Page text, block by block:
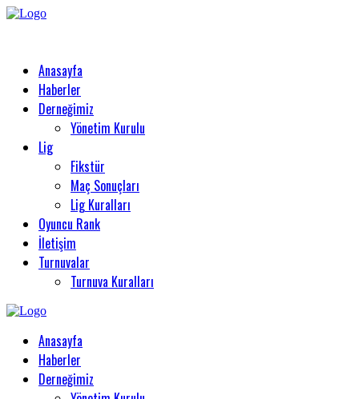
Anasayfa
Haberler
Derneğimiz
Yönetim Kurulu
Lig
Fikstür
Maç Sonuçları
Lig Kuralları
Oyuncu Rank
İletişim
Turnuvalar
Turnuva Kuralları
Anasayfa
Haberler
Derneğimiz